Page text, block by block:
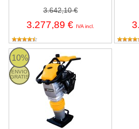
3.642,10 €
3.277,89 € IVA incl.
10%
ENVIO
GRATIS
Pisón compactador a gasolina Enar